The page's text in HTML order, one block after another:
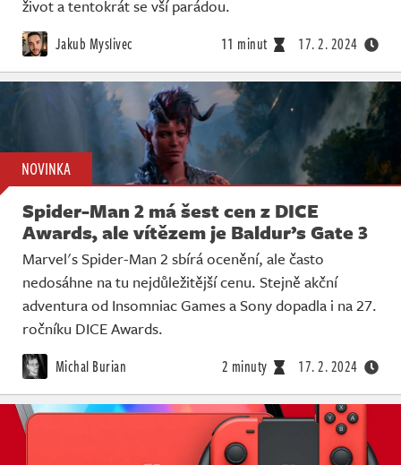
život a tentokrát se vší parádou.
Jakub Myslivec 11 minut 17. 2. 2024
NOVINKA
Spider-Man 2 má šest cen z DICE
Awards, ale vítězem je Baldur’s Gate 3
Marvel's Spider-Man 2 sbírá ocenění, ale často
nedosáhne na tu nejdůležitější cenu. Stejně akční
adventura od Insomniac Games a Sony dopadla i na 27.
ročníku DICE Awards.
Michal Burian 2 minuty 17. 2. 2024